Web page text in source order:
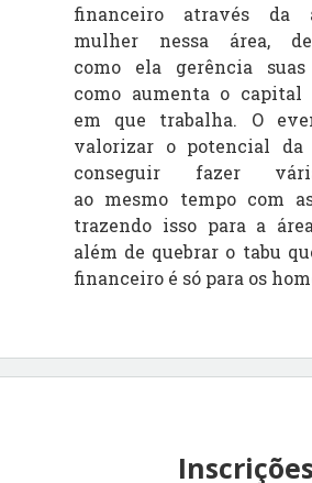
financeiro através da
mulher nessa área,
como ela gerência
como aumenta o capital
em que trabalha. O e
valorizar o potencial da
conseguir fazer
ao mesmo tempo com
trazendo isso para a
além de quebrar o tabu
financeiro é só para os
Inscrições